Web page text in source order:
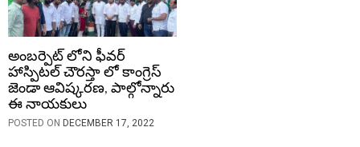
అంబర్పెట్ లోని ఫీవర్
హాస్పిటల్ చౌరస్తా లో కాంగ్రెస్
జెండా ఆవిష్కరణ, పాల్గోన్నారు
ఈ నాయకులు
POSTED ON DECEMBER 17, 2022